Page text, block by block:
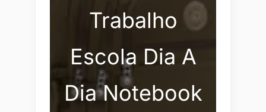
Trabalho
Escola Dia A
Dia Notebook